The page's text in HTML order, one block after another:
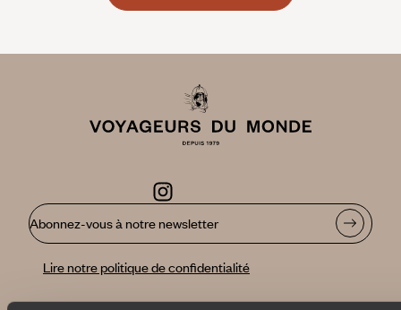
Abonnez-vous à notre newsletter
Lire notre politique de confidentialité